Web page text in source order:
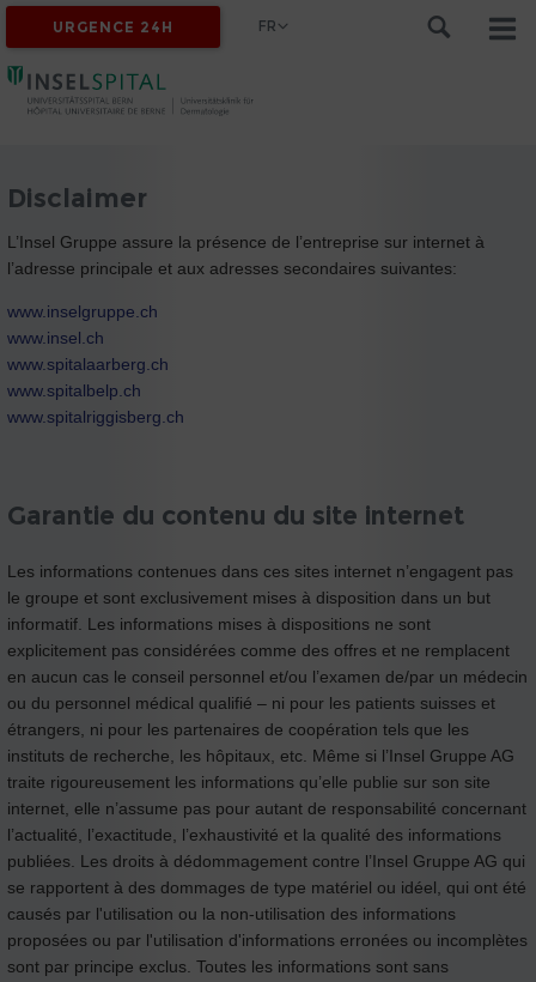
URGENCE 24H FR
Disclaimer
L’Insel Gruppe assure la présence de l’entreprise sur internet à
l’adresse principale et aux adresses secondaires suivantes:
www.inselgruppe.ch
www.insel.ch
www.spitalaarberg.ch
www.spitalbelp.ch
www.spitalriggisberg.ch
Garantie du contenu du site internet
Les informations contenues dans ces sites internet n’engagent pas
le groupe et sont exclusivement mises à disposition dans un but
informatif. Les informations mises à dispositions ne sont
explicitement pas considérées comme des offres et ne remplacent
en aucun cas le conseil personnel et/ou l’examen de/par un médecin
ou du personnel médical qualifié – ni pour les patients suisses et
étrangers, ni pour les partenaires de coopération tels que les
instituts de recherche, les hôpitaux, etc. Même si l’Insel Gruppe AG
traite rigoureusement les informations qu’elle publie sur son site
internet, elle n’assume pas pour autant de responsabilité concernant
l’actualité, l’exactitude, l’exhaustivité et la qualité des informations
publiées. Les droits à dédommagement contre l’Insel Gruppe AG qui
se rapportent à des dommages de type matériel ou idéel, qui ont été
causés par l'utilisation ou la non-utilisation des informations
proposées ou par l'utilisation d'informations erronées ou incomplètes
sont par principe exclus. Toutes les informations sont sans